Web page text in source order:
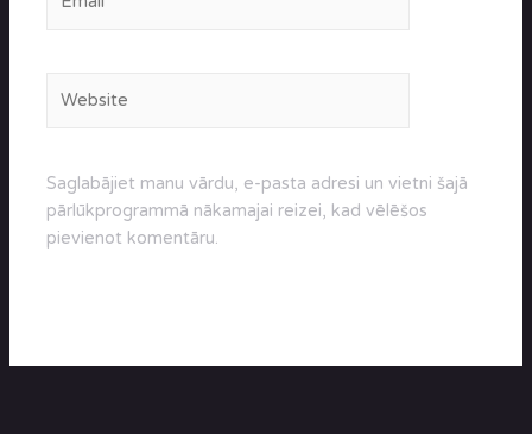
Saglabājiet manu vārdu, e-pasta adresi un vietni šajā
pārlūkprogrammā nākamajai reizei, kad vēlēšos
pievienot komentāru.